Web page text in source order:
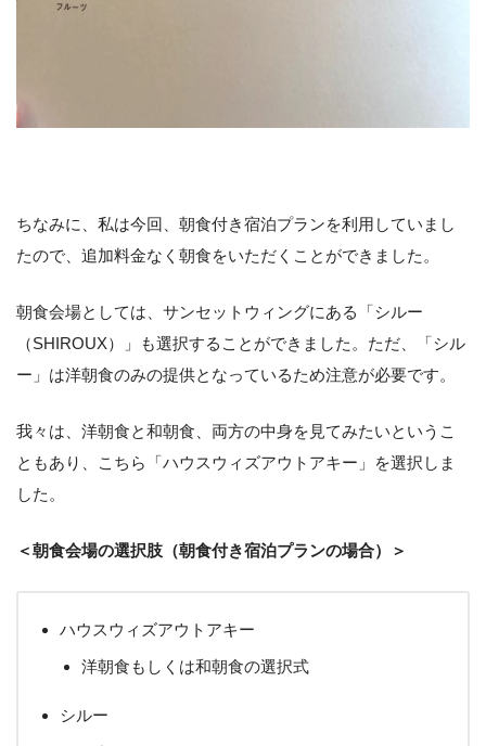
ちなみに、私は今回、朝食付き宿泊プランを利用していまし
たので、追加料金なく朝食をいただくことができました。
朝食会場としては、サンセットウィングにある「シルー
（SHIROUX）」も選択することができました。ただ、「シル
ー」は洋朝食のみの提供となっているため注意が必要です。
我々は、洋朝食と和朝食、両方の中身を見てみたいというこ
ともあり、こちら「ハウスウィズアウトアキー」を選択しま
した。
＜朝食会場の選択肢（朝食付き宿泊プランの場合）＞
ハウスウィズアウトアキー
洋朝食もしくは和朝食の選択式
シルー